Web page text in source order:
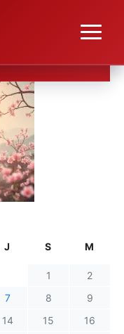
J S M
1
2
7 8
9
14 15
16